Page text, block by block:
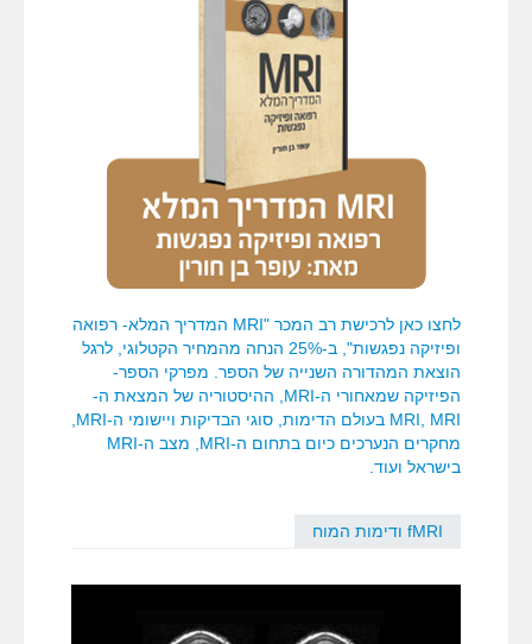
לחצו כאן לרכישת רב המכר "MRI המדריך המלא- רפואה
ופיזיקה נפגשות", ב-25% הנחה מהמחיר הקטלוגי, לרגל
הוצאת המהדורה השנייה של הספר. מפרקי הספר-
הפיזיקה שמאחורי ה-MRI, ההיסטוריה של המצאת ה-
מחקרים הנערכים כיום בתחום ה-MRI, מצב ה-MRI
בישראל ועוד.
fMRI ודימות המוח